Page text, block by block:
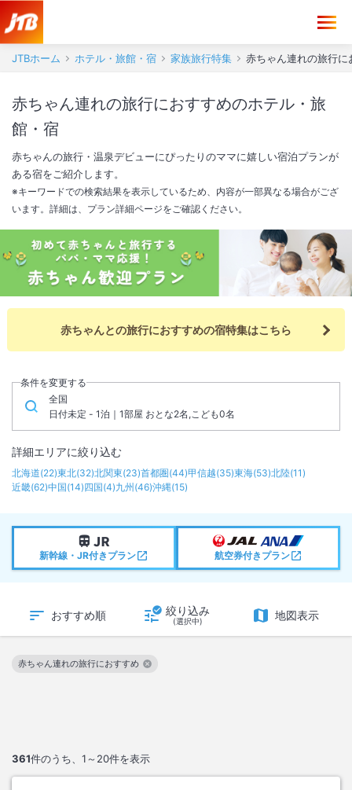
JTBホーム ホテル・旅館・宿 家族旅行特集 赤ちゃん連れの旅行
赤ちゃん連れの旅行におすすめのホテル・旅
館・宿
赤ちゃんの旅行・温泉デビューにぴったりのママに嬉しい宿泊プランが
ある宿をご紹介します。
※キーワードでの検索結果を表示しているため、内容が一部異なる場合がござ
います。詳細は、プラン詳細ページをご確認ください。
赤ちゃんとの旅行におすすめの宿特集はこちら
条件を変更する
全国
日付未定 - 1泊｜1部屋 おとな2名,こども0名
詳細エリアに絞り込む
北海道(22)東北(32)北関東(23)首都圏(44)甲信越(35)東海(53)北陸(11)
近畿(62)中国(14)四国(4)九州 (46)沖縄(15)
新幹線・JR付きプラン 航空券付きプラン
おすすめ順 絞り込み
(選択中) 地図表示
361件のうち、 1～20件を表示
赤ちゃん連れの旅行におすすめ
この絞り込み条件を解除